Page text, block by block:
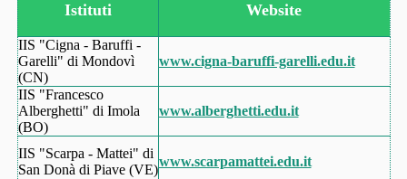
Istituti Website
IIS "Cigna - Baruffi -
Garelli" di Mondovì
(CN)
www.cigna-baruffi-garelli.edu.it
IIS "Francesco
Alberghetti" di Imola
(BO)
www.alberghetti.edu.it
IIS "Scarpa - Mattei" di
San Donà di Piave (VE)
www.scarpamattei.edu.it